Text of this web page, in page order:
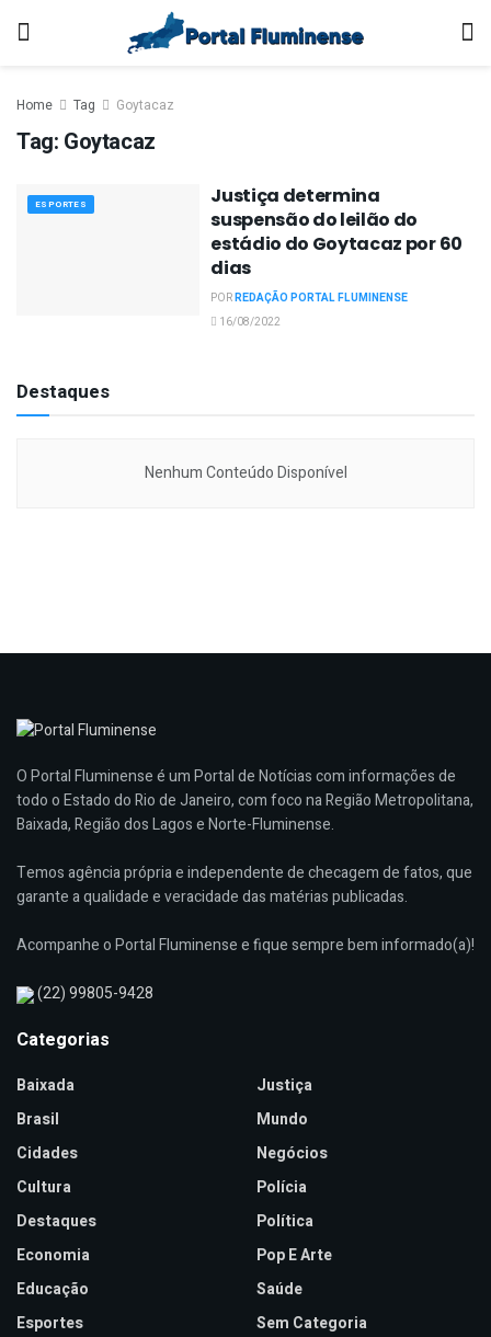
Home Tag Goytacaz
Tag: Goytacaz
ESPORTES
Justiça determina
suspensão do leilão do
estádio do Goytacaz por 60
dias
PORREDAÇÃO PORTAL FLUMINENSE
16/08/2022
Destaques
Nenhum Conteúdo Disponível
O Portal Fluminense é um Portal de Notícias com informações de
todo o Estado do Rio de Janeiro, com foco na Região Metropolitana,
Baixada, Região dos Lagos e Norte-Fluminense.
Temos agência própria e independente de checagem de fatos, que
garante a qualidade e veracidade das matérias publicadas.
Acompanhe o Portal Fluminense e fique sempre bem informado(a)!
(22) 99805-9428
Categorias
Baixada
Brasil
Cidades
Cultura
Destaques
Economia
Educação
Esportes
Justiça
Mundo
Negócios
Polícia
Política
Pop E Arte
Saúde
Sem Categoria